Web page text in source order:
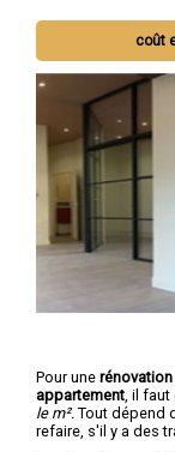
coût
Pour une
appartement , il
le m². Tout dépend
refaire, s'il y a des